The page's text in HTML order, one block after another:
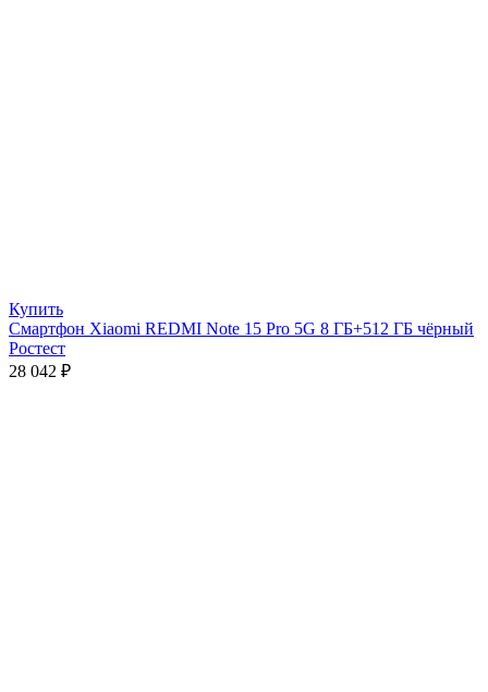
Купить
Смартфон Xiaomi REDMI Note 15 Pro 5G 8 ГБ+512 ГБ чёрный
Ростест
28 042 ₽